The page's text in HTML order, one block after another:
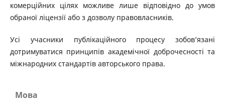
комерційних цілях можливе лише відповідно до умов
обраної ліцензії або з дозволу правовласників.
Усі учасники публікаційного процесу зобов’язані
дотримуватися принципів академічної доброчесності та
міжнародних стандартів авторського права.
Мова